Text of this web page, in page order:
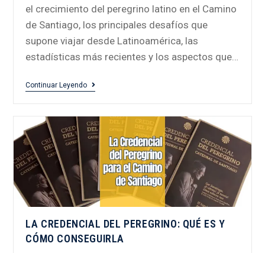
el crecimiento del peregrino latino en el Camino
de Santiago, los principales desafíos que
supone viajar desde Latinoamérica, las
estadísticas más recientes y los aspectos que…
Continuar Leyendo
LA CREDENCIAL DEL PEREGRINO: QUÉ ES Y
CÓMO CONSEGUIRLA